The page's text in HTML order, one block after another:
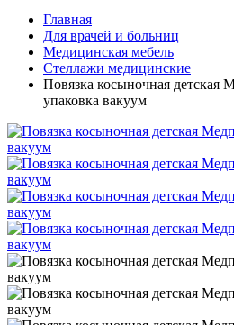
Главная
Для врачей и больниц
Медицинская мебель
Стеллажи медицинские
Повязка косыночная детская
упаковка вакуум